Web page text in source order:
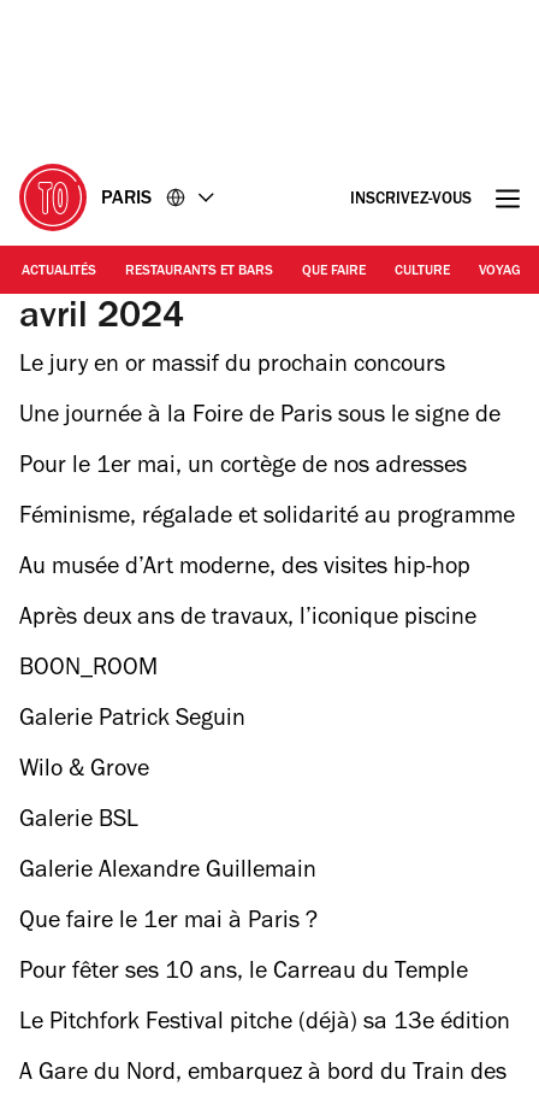
PARIS INSCRIVEZ-VOUS
ACTUALITÉS RESTAURANTS ET BARS QUE FAIRE CULTURE VOYAGE
avril 2024
Le jury en or massif du prochain concours
S.Pellegrino Young Chef Academy enfin dévoilé !
Une journée à la Foire de Paris sous le signe de
la bonne bouffe (et du bon temps)
Pour le 1er mai, un cortège de nos adresses
favorites enjaille le 11e
Féminisme, régalade et solidarité au programme
d’un banquet exceptionnel sur la Seine
Au musée d’Art moderne, des visites hip-hop
pour breaker devant Matisse et Delaunay
Après deux ans de travaux, l’iconique piscine
Georges-Vallerey rouvre avec un nouveau toit (et
ça claque)
BOON_ROOM
Galerie Patrick Seguin
Wilo & Grove
Galerie BSL
Galerie Alexandre Guillemain
Que faire le 1er mai à Paris ?
Pour fêter ses 10 ans, le Carreau du Temple
organise un grand roller disco !
Le Pitchfork Festival pitche (déjà) sa 13e édition
avec 20 premiers noms
A Gare du Nord, embarquez à bord du Train des